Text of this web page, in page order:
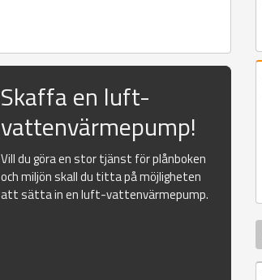
Skaffa en luft-
vattenvärmepump!
Vill du göra en stor tjänst för plånboken
och miljön skall du titta på möjligheten
att sätta in en luft-vattenvärmepump.